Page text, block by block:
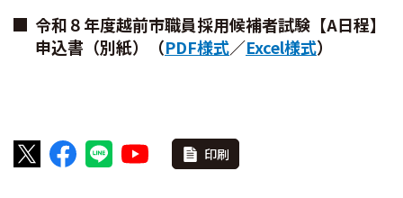
令和８年度越前市職員採用候補者試験【A日程】
申込書（別紙）（PDF様式／Excel様式）
印刷